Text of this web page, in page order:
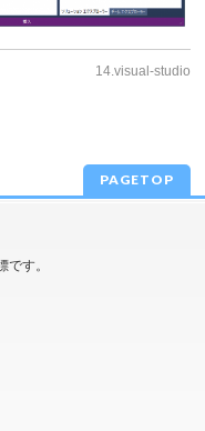
14.visual-studio
PAGETOP
す。